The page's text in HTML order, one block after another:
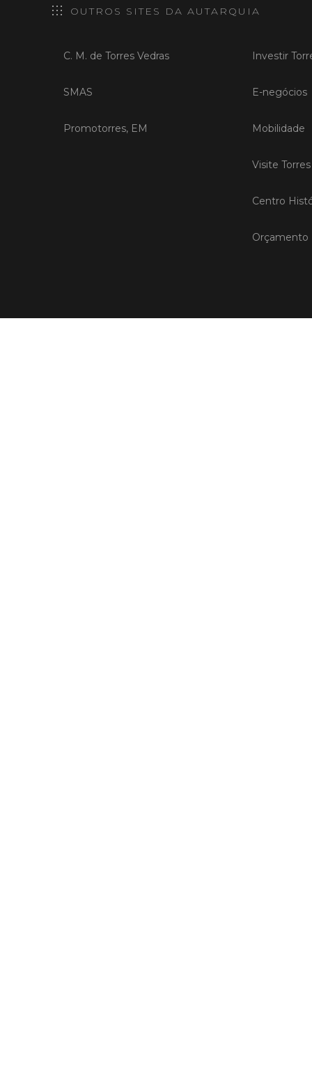
OUTROS SITES DA AUTARQUIA
C. M. de Torres Vedras
SMAS
Promotorres, EM
Investir
E-negócios
Mobilidade
Visite
Centro
Orçamento